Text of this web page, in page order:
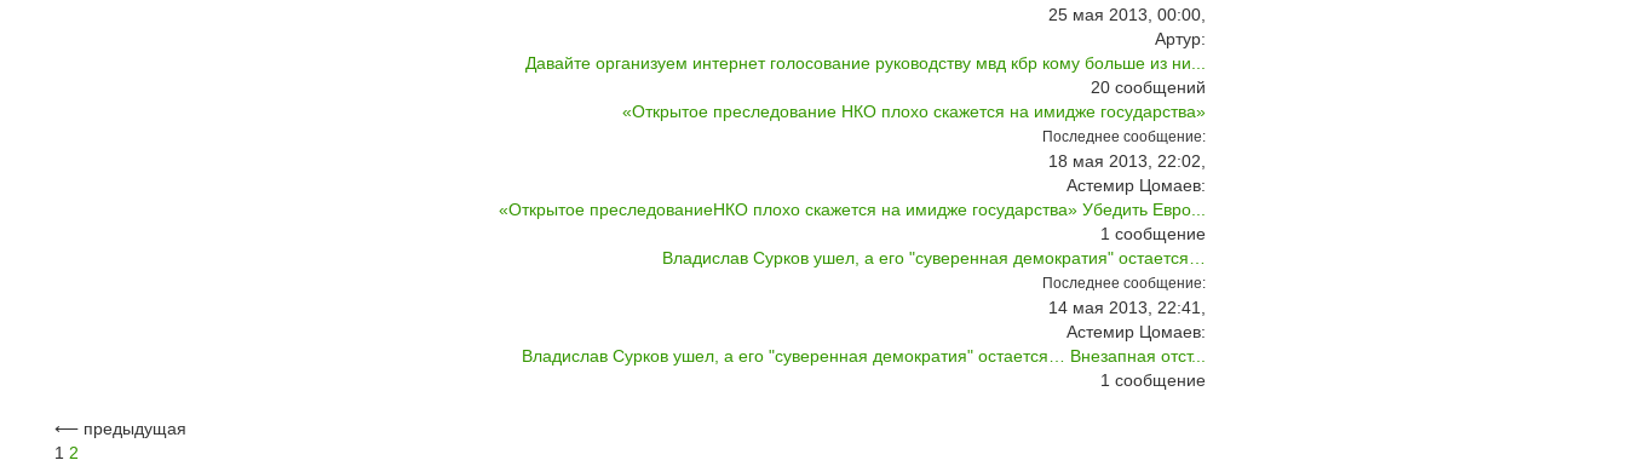
25 мая 2013, 00:00,
Артур:
Давайте организуем интернет голосование руководству мвд кбр кому больше из ни...
20сообщений
«Открытое преследование НКО плохо скажется на имидже государства»
Последнее сообщение:
18 мая 2013, 22:02,
Астемир Цомаев:
«Открытое преследованиеНКО плохо скажется на имидже государства» Убедить Евро...
1сообщение
Владислав Сурков ушел, а его "суверенная демократия" остается…
Последнее сообщение:
14 мая 2013, 22:41,
Астемир Цомаев:
Владислав Сурков ушел, а его "суверенная демократия" остается… Внезапная отст...
1сообщение
⟵ предыдущая
1 2